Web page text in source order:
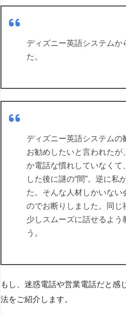
ディズニー英語システムか
た。
ディズニー英語システムの
お勧めしたいと言われた
か電話な慣れしていなくて
した後に謎の“間”。逆に私
た。そんな人材しかいない
のでお断りしました。同じ
少しスムーズに話せるよう
う。
もし、迷惑電話や営業電話だと感
法をご紹介します。